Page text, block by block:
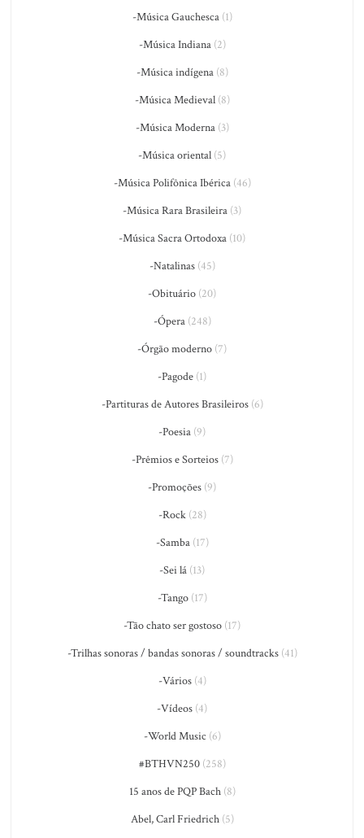
-Música Gauchesca(1)
-Música Indiana(2)
-Música indígena(8)
-Música Medieval(8)
-Música Moderna(3)
-Música oriental (5)
-Música Polifônica Ibérica(46)
-Música Rara Brasileira (3)
-Música Sacra Ortodoxa (10)
-Natalinas(45)
-Obituário (20)
-Ópera(248)
-Órgão moderno (7)
-Pagode (1)
-Partituras de Autores Brasileiros(6)
-Poesia (9)
-Prêmios e Sorteios(7)
-Promoções (9)
-Rock(28)
-Samba(17)
-Sei lá (13)
-Tango(17)
-Tão chato ser gostoso (17)
-Trilhas sonoras / bandas sonoras / soundtracks(41)
-Vários(4)
-Vídeos (4)
-World Music (6)
#BTHVN250(258)
15 anos de PQP Bach(8)
Abel, Carl Friedrich(5)